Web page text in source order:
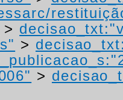
>
>
>